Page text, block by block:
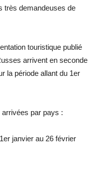
très demandeuses de
touristique publié
arrivent en seconde
la période allant du 1er
par pays :
janvier au 26 février